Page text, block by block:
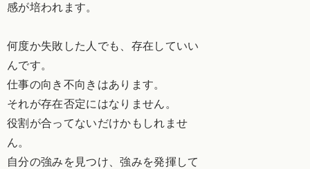
感が培われます。
何度か失敗した人でも、存在していい
んです。
仕事の向き不向きはあります。
それが存在否定にはなりません。
役割が合ってないだけかもしれませ
ん。
自分の強みを見つけ、強みを発揮して